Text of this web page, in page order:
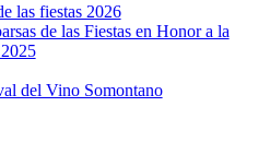
las fiestas 2026
de las Fiestas en Honor a la
del Vino Somontano